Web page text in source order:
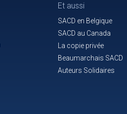
Et aussi
SACD en Belgique
SACD au Canada
La copie privée
Beaumarchais SACD
Auteurs Solidaires